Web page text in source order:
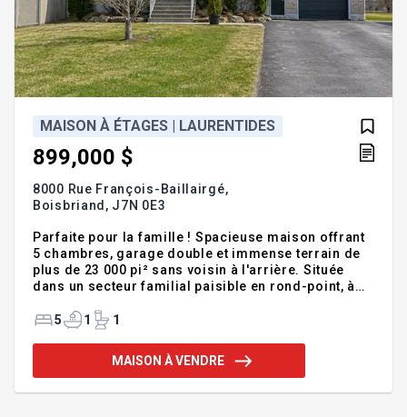
MAISON À ÉTAGES | LAURENTIDES
899,000 $
8000 Rue François-Baillairgé,
Boisbriand, J7N 0E3
Parfaite pour la famille ! Spacieuse maison offrant
5 chambres, garage double et immense terrain de
plus de 23 000 pi² sans voisin à l'arrière. Située
dans un secteur familial paisible en rond-point, à
nouvelle école secondaire et d'une piscine
essentiels : épicerie, pharmacie et plus. Un
emplacement idéal pour une qualité de vie
5 1 1
MAISON À VENDRE